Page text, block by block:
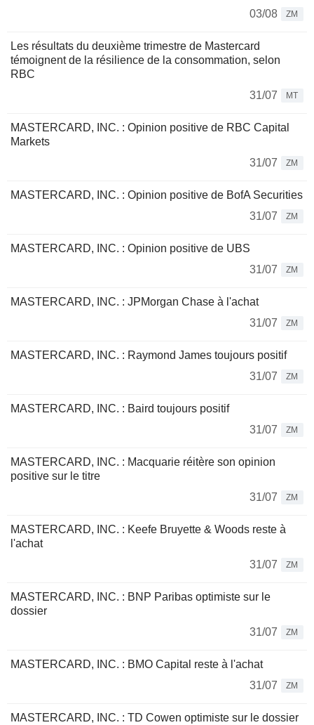
03/08
ZM
Les résultats du deuxième trimestre de Mastercard
témoignent de la résilience de la consommation, selon
RBC
31/07
MT
MASTERCARD, INC. : Opinion positive de RBC Capital
Markets
31/07
ZM
MASTERCARD, INC. : Opinion positive de BofA Securities
31/07
ZM
MASTERCARD, INC. : Opinion positive de UBS
31/07
ZM
MASTERCARD, INC. : JPMorgan Chase à l'achat
31/07
ZM
MASTERCARD, INC. : Raymond James toujours positif
31/07
ZM
MASTERCARD, INC. : Baird toujours positif
31/07
ZM
MASTERCARD, INC. : Macquarie réitère son opinion
positive sur le titre
31/07
ZM
MASTERCARD, INC. : Keefe Bruyette & Woods reste à
l'achat
31/07
ZM
MASTERCARD, INC. : BNP Paribas optimiste sur le
dossier
31/07
ZM
MASTERCARD, INC. : BMO Capital reste à l'achat
31/07
ZM
MASTERCARD, INC. : TD Cowen optimiste sur le dossier